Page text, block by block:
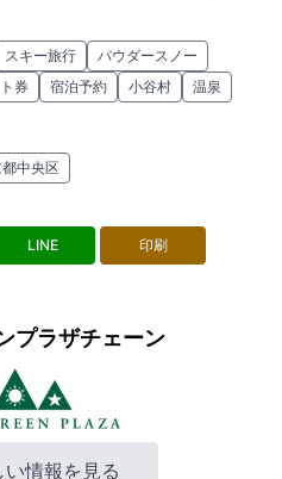
スキー旅行
パウダースノー
券 宿泊予約 小谷村
温泉
中央区
LINE 印刷
プラザチェーン
情報を見る